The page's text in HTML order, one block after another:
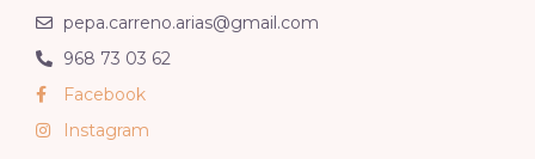
pepa.carreno.arias@gmail.com
968 73 03 62
Facebook
Instagram